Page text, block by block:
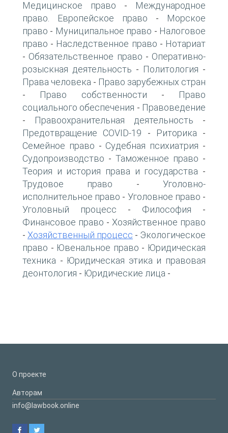
Медицинское право -
Международное
право. Европейское право -
Морское
право - Муниципальное право - Налоговое
право - Наследственное право - Нотариат
- Обязательственное право - Оперативно-
розыскная деятельность - Политология -
Права человека - Право зарубежных стран
- Право собственности -
Право
социального обеспечения - Правоведение
- Правоохранительная деятельность -
Предотвращение COVID-19 - Риторика -
Семейное право - Судебная психиатрия -
Судопроизводство - Таможенное право -
Теория и история права и государства -
Трудовое право -Уголовно-
исполнительное право - Уголовное право -
Уголовный процесс - Философия -
Финансовое право - Хозяйственное право
- Хозяйственный процесс - Экологическое
право - Ювенальное право - Юридическая
техника - Юридическая этика и правовая
деонтология - Юридические лица -
О проекте
Авторам
info@lawbook.online